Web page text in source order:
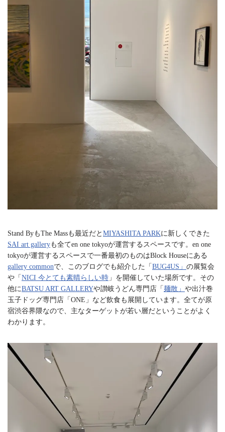
Stand ByもThe Massも最近だと MIYASHITA PARKに新しくできた
SAI art galleryも全てen one tokyoが運営するスペースです。en one
tokyoが運営するスペースで一番最初のものはBlock Houseにある
gallery commonで、このブログでも紹介した「 BUG4US」 の展覧会
や「 NICI 今とても素晴らしい時 」を開催していた場所です。その
他にBATSU ART GALLERYや讃岐うどん専門店「 麺散」 や出汁巻
玉子ドッグ専門店「ONE」など飲食も展開しています。全てが原
宿渋谷界隈なので、主なターゲットが若い層だということがよく
わかります。